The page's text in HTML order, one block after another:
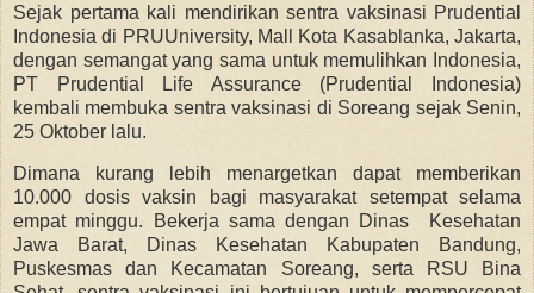
Sejak pertama kali mendirikan sentra vaksinasi Prudential
Indonesia di PRUUniversity, Mall Kota Kasablanka, Jakarta,
dengan semangat yang sama untuk memulihkan Indonesia,
PT Prudential Life Assurance (Prudential Indonesia)
kembali membuka sentra vaksinasi di Soreang sejak Senin,
25 Oktober lalu.
Dimana kurang lebih menargetkan dapat memberikan
10.000 dosis vaksin bagi masyarakat setempat selama
empat minggu. Bekerja sama dengan Dinas Kesehatan
Jawa Barat, Dinas Kesehatan Kabupaten Bandung,
Puskesmas dan Kecamatan Soreang, serta RSU Bina